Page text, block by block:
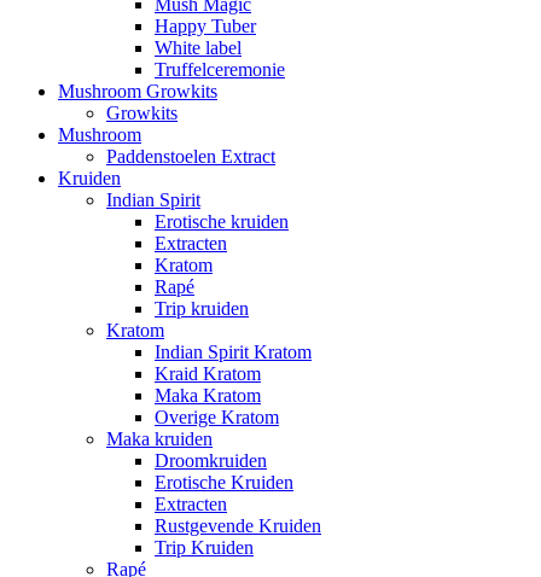
Mush Magic
Happy Tuber
White label
Truffelceremonie
Mushroom Growkits
Growkits
Mushroom
Paddenstoelen Extract
Kruiden
Indian Spirit
Erotische kruiden
Extracten
Kratom
Rapé
Trip kruiden
Kratom
Indian Spirit Kratom
Kraid Kratom
Maka Kratom
Overige Kratom
Maka kruiden
Droomkruiden
Erotische Kruiden
Extracten
Rustgevende Kruiden
Trip Kruiden
Rapé